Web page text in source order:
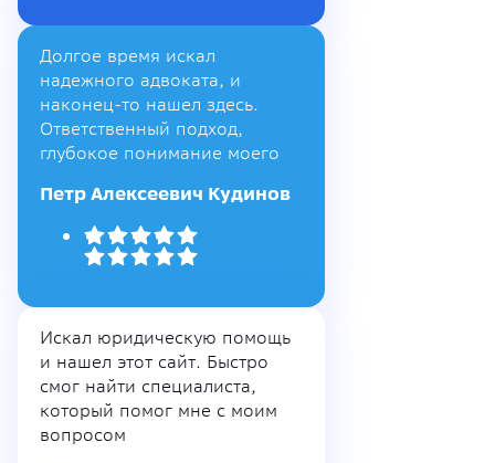
Долгое время искал
надежного адвоката, и
наконец-то нашел здесь.
Ответственный подход,
глубокое понимание моего
Петр Алексеевич Кудинов
Искал юридическую помощь
и нашел этот сайт. Быстро
смог найти специалиста,
который помог мне с моим
вопросом